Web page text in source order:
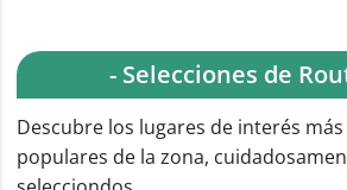
- Selecciones de
Descubre los lugares de interés
populares de la zona,